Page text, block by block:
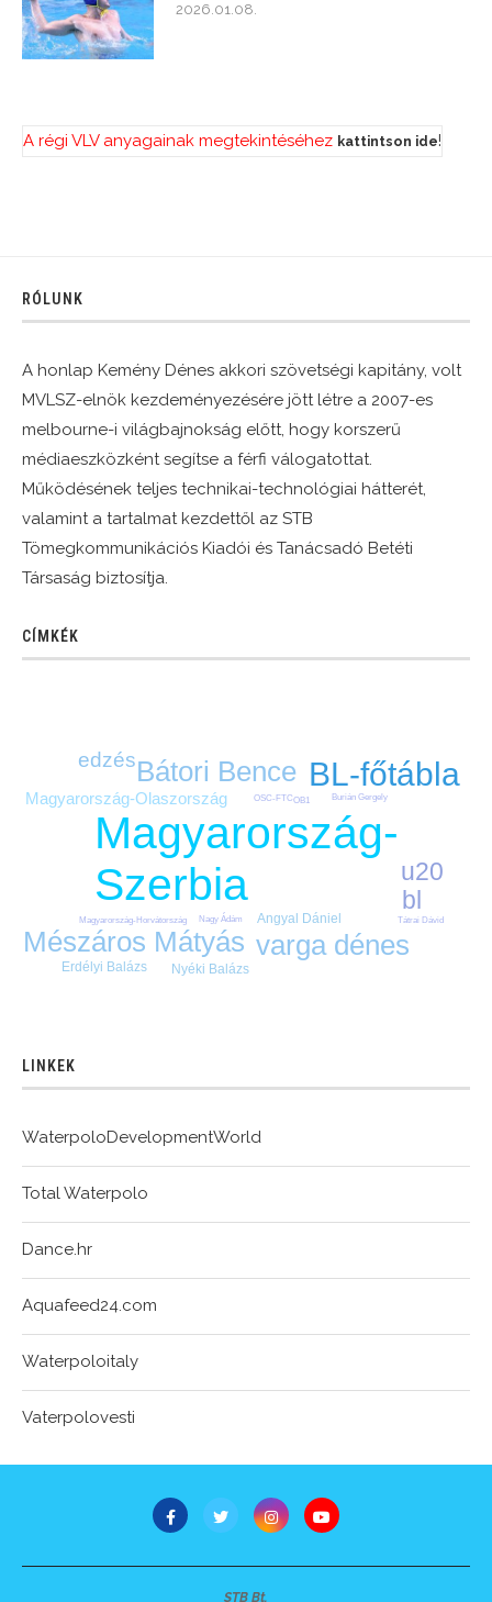
2026.01.08.
A régi VLV anyagainak megtekintéséhez kattintson ide!
RÓLUNK
A honlap Kemény Dénes akkori szövetségi kapitány, volt
MVLSZ-elnök kezdeményezésére jött létre a 2007-es
melbourne-i világbajnokság előtt, hogy korszerű
médiaeszközként segítse a férfi válogatottat.
Működésének teljes technikai-technológiai hátterét,
valamint a tartalmat kezdettől az STB
Tömegkommunikációs Kiadói és Tanácsadó Betéti
Társaság biztosítja.
CÍMKÉK
Magyarország-
Szerbia
BL-főtábla
Bátori Bence
Mészáros Mátyás varga dénes
bl
u20
edzés
Magyarország-Olaszország
Angyal Dániel
Erdélyi Balázs Nyéki Balázs
Burián Gergely
Magyarország-Horvátország Nagy Ádám
OB1
OSC-FTC
Tátrai Dávid
LINKEK
WaterpoloDevelopmentWorld
Total Waterpolo
Dance.hr
Aquafeed24.com
Waterpoloitaly
Vaterpolovesti
STB Bt.